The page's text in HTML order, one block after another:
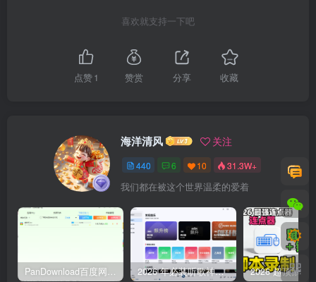
喜欢就支持一下吧
点赞1 赞赏 分享 收藏
海洋清风 关注
440 6 10 31.3W+
我们都在被这个世界温柔的爱着
PanDownload百度网盘不限速V5稳定版 2026 年必装听歌神器，免费听遍全网无损音质歌单